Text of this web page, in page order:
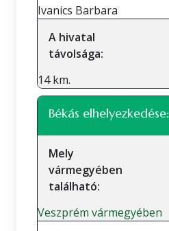
Ivanics Barbara
A hivatal
távolsága:
14 km.
Békás elhelyezkedése:
Mely
vármegyében
található:
Veszprém vármegyében